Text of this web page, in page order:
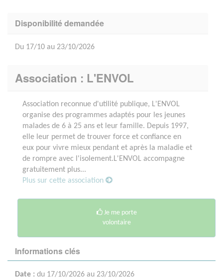
Disponibilité demandée
Du 17/10 au 23/10/2026
Association : L'ENVOL
Association reconnue d'utilité publique, L'ENVOL
organise des programmes adaptés pour les jeunes
malades de 6 à 25 ans et leur famille. Depuis 1997,
elle leur permet de trouver force et confiance en
eux pour vivre mieux pendant et après la maladie et
de rompre avec l'isolement.L'ENVOL accompagne
gratuitement plus...
Plus sur cette association
Je me porte
volontaire
Informations clés
Date : du 17/10/2026 au 23/10/2026